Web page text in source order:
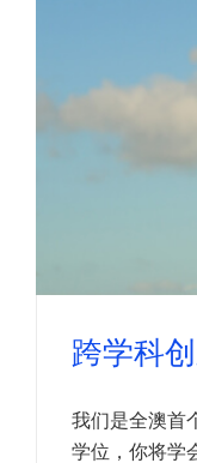
跨学科
我们是全澳首
学位，你将学